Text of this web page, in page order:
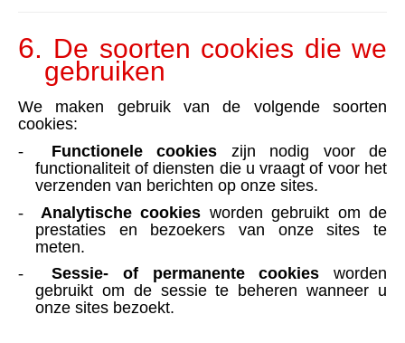
6. De soorten cookies die we
gebruiken
We maken gebruik van de volgende soorten
cookies:
-
Functionele cookies zijn nodig voor de
functionaliteit of diensten die u vraagt of voor het
verzenden van berichten op onze sites.
-
Analytische cookies worden gebruikt om de
prestaties en bezoekers van onze sites te
meten.
-
Sessie- of permanente cookies worden
gebruikt om de sessie te beheren wanneer u
onze sites bezoekt.